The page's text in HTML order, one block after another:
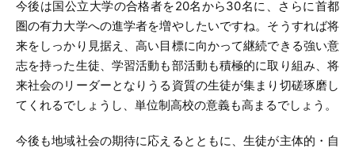
今後は国公立大学の合格者を20名から30名に、さらに首都
圏の有力大学への進学者を増やしたいですね。そうすれば将
来をしっかり見据え、高い目標に向かって継続できる強い意
志を持った生徒、学習活動も部活動も積極的に取り組み、将
来社会のリーダーとなりうる資質の生徒が集まり切磋琢磨し
てくれるでしょうし、単位制高校の意義も高まるでしょう。
今後も地域社会の期待に応えるとともに、生徒が主体的・自